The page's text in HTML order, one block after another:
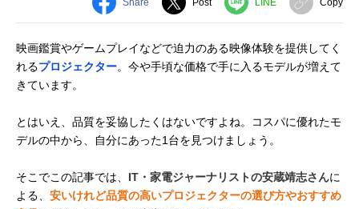
映画鑑賞やゲームプレイなどで迫力のある映像体験を提供してく
れるプロジェクター。今や手頃な価格で手に入るモデルが増えて
きています。
とはいえ、品質を妥協したくはないですよね。コスパに優れたモ
デルの中から、自分にあった1台を見つけましょう。
そこでこの記事では、 IT・家電ジャーナリストの安蔵靖志さんに
よる、 安いけれど品質の高いプロジェクターの選び方やおすすめ